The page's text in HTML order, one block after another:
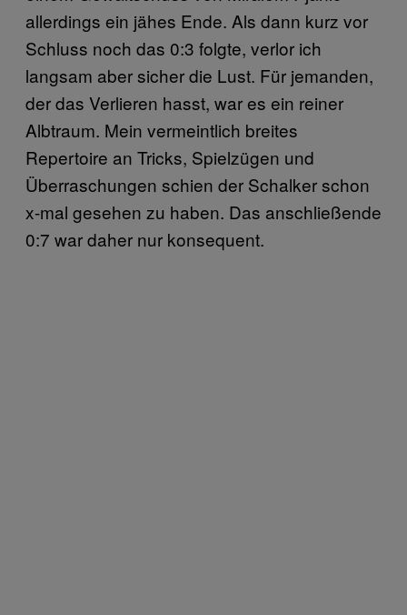
allerdings ein jähes Ende. Als dann kurz vor
Schluss noch das 0:3 folgte, verlor ich
langsam aber sicher die Lust. Für jemanden,
der das Verlieren hasst, war es ein reiner
Albtraum. Mein vermeintlich breites
Repertoire an Tricks, Spielzügen und
Überraschungen schien der Schalker schon
x-mal gesehen zu haben. Das anschließende
0:7 war daher nur konsequent.